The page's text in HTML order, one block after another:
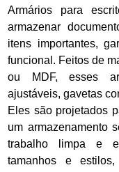
Armários para
armazenar
itens importantes,
funcional. Feitos de
ou MDF, esses
ajustáveis, gavetas
Eles são projetados
um armazenamento
trabalho limpa e
tamanhos e